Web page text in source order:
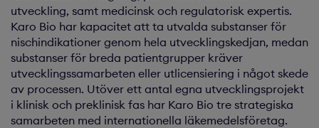
utveckling, samt medicinsk och regulatorisk expertis.
Karo Bio har kapacitet att ta utvalda substanser för
nischindikationer genom hela utvecklings­kedjan, medan
substanser för breda patientgrupper kräver
utvecklings­samarbeten eller ut­licensiering i något skede
av processen. Utöver ett antal egna utvecklingsprojekt
i klinisk och preklinisk fas har Karo Bio tre strategiska
samarbeten med internationella läkemedelsföretag.